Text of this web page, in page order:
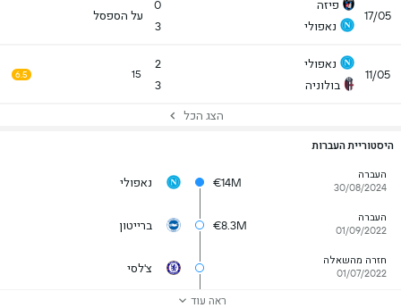
17/05
פיזה
נאפולי
0
3
על הספסל
11/05
נאפולי
בולוניה
2
3
15
6.5
הצג הכל
היסטוריית העברות
העברה
30/08/2024
€14M נאפולי
העברה
01/09/2022
€8.3M ברייטון
חזרה מהשאלה
01/07/2022
צ'לסי
ראה עוד